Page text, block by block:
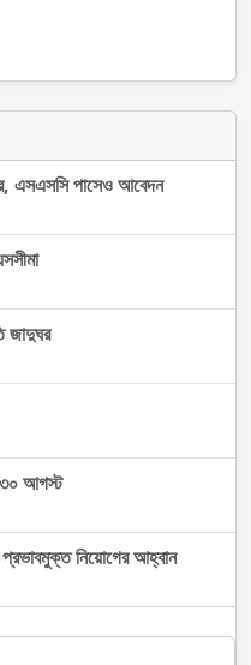
এসএসসি পাসেও আবেদন
জাদুঘর
৩০ আগস্ট
নিয়োগের আহ্বান